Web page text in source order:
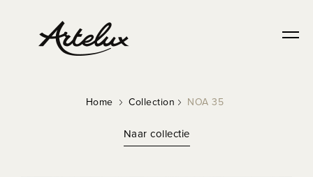
Home Collection NOA 35
Naar collectie